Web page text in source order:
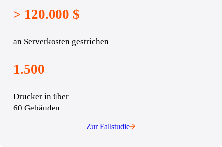
> 120.000 $
an Serverkosten gestrichen
1.500
Drucker in über
60 Gebäuden
Zur Fallstudie